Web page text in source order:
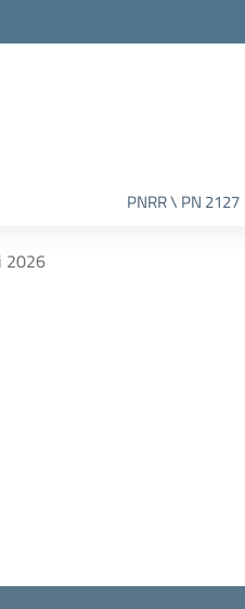
PNRR \ PN 2127
2026